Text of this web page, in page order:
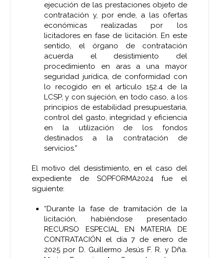
ejecución de las prestaciones objeto de
contratación y, por ende, a las ofertas
económicas realizadas por los
licitadores en fase de licitación. En este
sentido, el órgano de contratación
acuerda el desistimiento del
procedimiento en aras a una mayor
seguridad jurídica, de conformidad con
lo recogido en el artículo 152.4 de la
LCSP, y con sujeción, en todo caso, a los
principios de estabilidad presupuestaria,
control del gasto, integridad y eficiencia
en la utilización de los fondos
destinados a la contratación de
servicios.”
El motivo del desistimiento, en el caso del
expediente de SOPFORMA2024 fue el
siguiente:
“Durante la fase de tramitación de la
licitación, habiéndose presentado
RECURSO ESPECIAL EN MATERIA DE
CONTRATACIÓN el día 7 de enero de
2025 por D. Guillermo Jesús F. R. y Dña.